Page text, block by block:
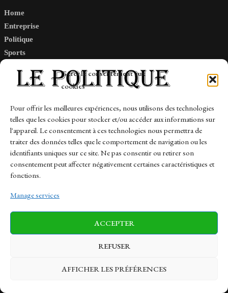
Gérer le consentement aux
cookies
Pour offrir les meilleures expériences, nous utilisons des technologies
telles que les cookies pour stocker et/ou accéder aux informations sur
l'appareil. Le consentement à ces technologies nous permettra de
traiter des données telles que le comportement de navigation ou les
identifiants uniques sur ce site. Ne pas consentir ou retirer son
consentement peut affecter négativement certaines caractéristiques et
fonctions.
Manage services
ACCEPTER
REFUSER
AFFICHER LES PRÉFÉRENCES
Home
Entreprise
Politique
Sports
Links
Contact
Sitemap
News Finance-Marches Politics
Business Tech Health Sports Travel
© 1997-2026 - lepolitique.net. All Rights Reserved.